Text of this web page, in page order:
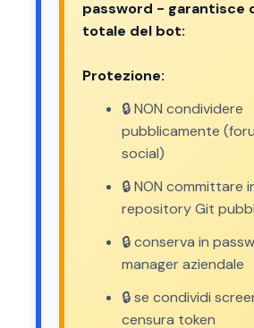
password - garantisce
totale del bot:
Protezione:
🔒 NON condividere
pubblicamente
social)
🔒 NON committare
repository Git
🔒 conserva in
manager aziendale
🔒 se condividi
censura token